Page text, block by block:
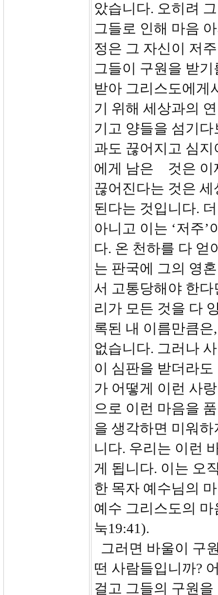
았습니다. 오히려
그들로 인해 마음
정은 그 자신이 저
그들이 구원을 받
받아 그리스도에
기 위해 세상과의
기고 양들을 섬기
과도 끊어지고 심
에게 남은 것은 이
끊어진다는 것은
된다는 것입니다.
아니고 이는 ‘저주
다. 온 천하를 다 얻
는 판국에 그의 영
서 고통당해야 한
리가 모든 것을 다
록된 내 이름만큼
없습니다. 그러나
이 심판을 받더라
가 어떻게 이런 사
으로 이런 마음을
을 생각하면 미워
니다. 우리는 이런
게 됩니다. 이는 오
한 목자 예수님의
예수 그리스도의
눅19:41).
그러면 바울이 구
떤 사람들입니까?
걸고 그들의 구원